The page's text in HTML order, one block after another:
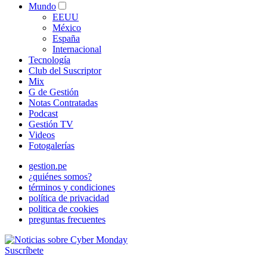
Mundo
EEUU
México
España
Internacional
Tecnología
Club del Suscriptor
Mix
G de Gestión
Notas Contratadas
Podcast
Gestión TV
Videos
Fotogalerías
gestion.pe
¿quiénes somos?
términos y condiciones
política de privacidad
politica de cookies
preguntas frecuentes
Suscríbete